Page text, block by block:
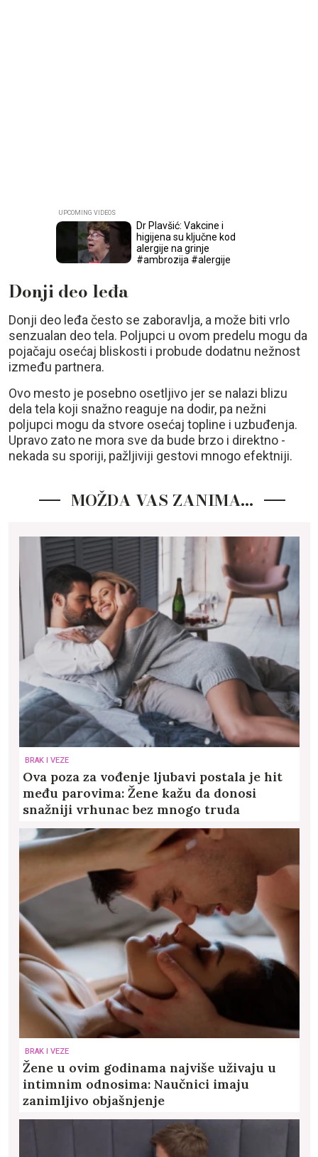
Dr Plavšić: Vakcine i
higijena su ključne kod
alergije na grinje
#ambrozija #alergije
Donji deo leđa
Donji deo leđa često se zaboravlja, a može biti vrlo
senzualan deo tela. Poljupci u ovom predelu mogu da
pojačaju osećaj bliskosti i probude dodatnu nežnost
između partnera.
Ovo mesto je posebno osetljivo jer se nalazi blizu
dela tela koji snažno reaguje na dodir, pa nežni
poljupci mogu da stvore osećaj topline i uzbuđenja.
Upravo zato ne mora sve da bude brzo i direktno -
nekada su sporiji, pažljiviji gestovi mnogo efektniji.
MOŽDA VAS ZANIMA…
BRAK I VEZE
Ova poza za vođenje ljubavi postala je hit
među parovima: Žene kažu da donosi
snažniji vrhunac bez mnogo truda
BRAK I VEZE
Žene u ovim godinama najviše uživaju u
intimnim odnosima: Naučnici imaju
zanimljivo objašnjenje